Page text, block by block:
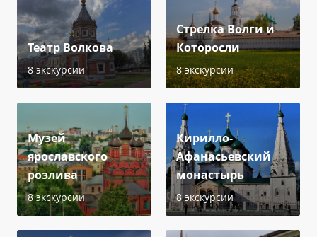
Театр Волкова
8 экскурсии
Стрелка Волги и
Которосли
8 экскурсии
Музей
ярославского
розлива
8 экскурсии
Кирилло-
Афанасьевский
монастырь
8 экскурсии